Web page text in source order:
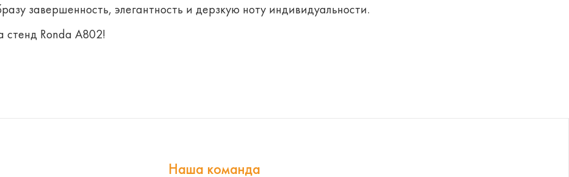
завершенность, элегантность и дерзкую ноту индивидуальности.
стенд Ronda А802!
Наша команда